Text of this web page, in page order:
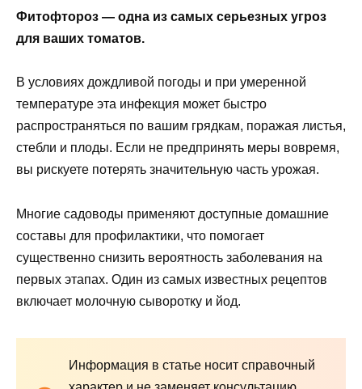
Фитофтороз — одна из самых серьезных угроз
для ваших томатов.
В условиях дождливой погоды и при умеренной
температуре эта инфекция может быстро
распространяться по вашим грядкам, поражая листья,
стебли и плоды. Если не предпринять меры вовремя,
вы рискуете потерять значительную часть урожая.
Многие садоводы применяют доступные домашние
составы для профилактики, что помогает
существенно снизить вероятность заболевания на
первых этапах. Один из самых известных рецептов
включает молочную сыворотку и йод.
Информация в статье носит справочный